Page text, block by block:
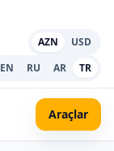
AZN
USD
EN RU AR TR
Araçlar